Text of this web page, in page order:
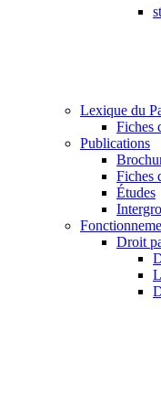
Lexique du
Fiches
Publications
Fiches
Études
Droit